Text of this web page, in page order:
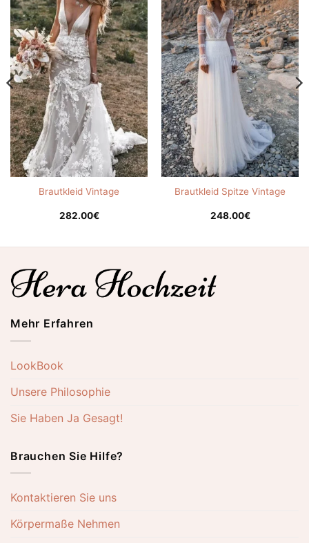
Brautkleid Vintage
282.00€
Brautkleid Spitze Vintage
248.00€
Mehr Erfahren
LookBook
Unsere Philosophie
Sie Haben Ja Gesagt!
Brauchen Sie Hilfe?
Kontaktieren Sie uns
Körpermaße Nehmen